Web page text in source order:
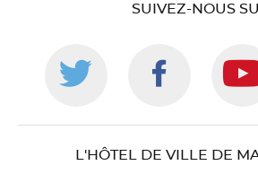
SUIVEZ-NOUS
Suivez-
nousnous
L'HÔTEL DE VILLE DE